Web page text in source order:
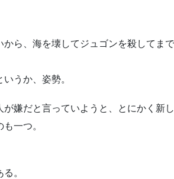
ら、海を壊してジュゴンを殺してま
うか、姿勢。
嫌だと言っていようと、とにかく新
一つ。
。